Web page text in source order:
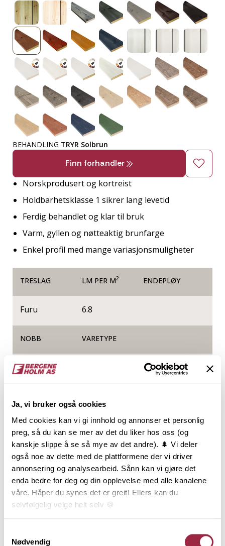
Ja, vi bruker også cookies
Med cookies kan vi gi innhold og annonser et personlig
preg, så du kan se mer av det du liker hos oss (og
kanskje slippe å se så mye av det andre). 🌲 Vi deler
også noe av dette med de plattformene der vi driver
annonsering og analysearbeid. Sånn kan vi gjøre det
enda bedre for deg og din opplevelse med alle kanalene
våre. Håper du synes det er greit! Ellers kan du
selvfølgelig velge helt selv 🍪
Nødvendig
BEHANDLING TRYR Solbrun
Finn forhandler
Norskprodusert og kortreist
Holdbarhetsklasse 1 sikrer lang levetid
Ferdig behandlet og klar til bruk
Varm, gyllen og nøtteaktig brunfarge
Enkel profil med mange variasjonsmuligheter
TRESLAG LM PER M2 ENDEPLØY
Furu 6.8
NOBB VARETYPE
60025440
Produktinformasjon
I fasadekolleksjonen TRYR finner du tøffe og trendy
kledninger i heltre som sørger for at bygget er
velkledd i all slags vær. TRYR-kolleksjonen
produseres av norsk, kortreist og miljøsertifisert
furu og har lang holdbarhet. SOLBRUN er en varm
nøtteaktig brunfarge med en gyllen lød. En kledning
med SOLBRUN vil begeistre alle som ønsker et bygg
i en tydelig og varm brunfarge. Det var enkelt å finne
brunfarger og legge til et solkyss. Den faktiske